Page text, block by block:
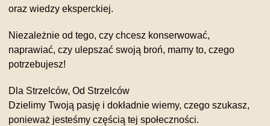
oraz wiedzy eksperckiej.
Niezależnie od tego, czy chcesz konserwować,
naprawiać, czy ulepszać swoją broń, mamy to, czego
potrzebujesz!
Dla Strzelców, Od Strzelców
Dzielimy Twoją pasję i dokładnie wiemy, czego szukasz,
ponieważ jesteśmy częścią tej społeczności.